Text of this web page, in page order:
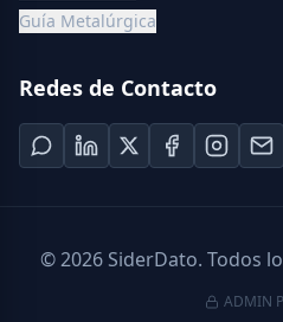
Guía Metalúrgica
Redes de Contacto
©2026SiderDato. Todos
ADMIN